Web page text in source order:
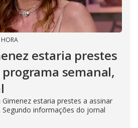
estaria prestes
semanal,
Gimenez estaria prestes a assinar
informações do jornal